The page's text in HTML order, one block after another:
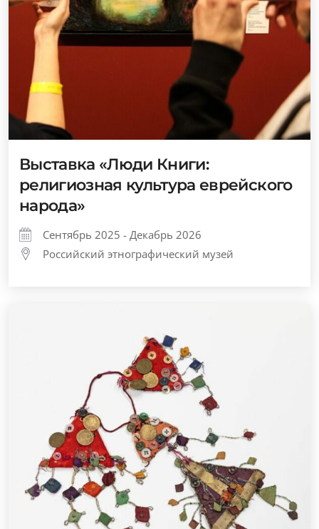
Выставка «Люди Книги:
религиозная культура еврейского
народа»
Сентябрь 2025 - Декабрь 2026
Российский этнографический музей